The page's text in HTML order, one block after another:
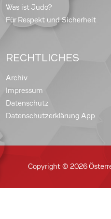
Was ist Judo?
Für Respekt und Sicherheit
RECHTLICHES
Archiv
Impressum
Datenschutz
Datenschutzerklärung App
Copyright © 2026